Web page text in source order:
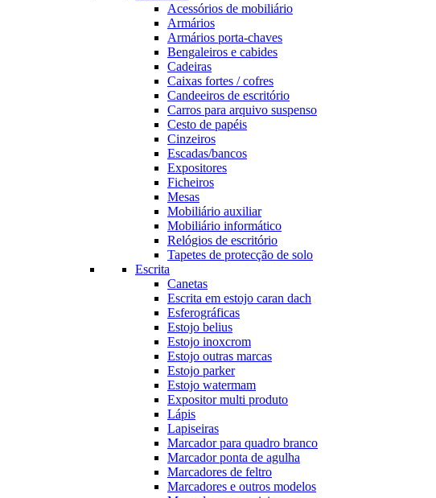
Acessórios de mobiliário
Armários
Armários porta-chaves
Bengaleiros e cabides
Cadeiras
Caixas fortes / cofres
Candeeiros de escritório
Carros para arquivo suspenso
Cesto de papéis
Cinzeiros
Escadas/bancos
Expositores
Ficheiros
Mesas
Mobiliário auxiliar
Mobiliário informático
Relógios de escritório
Tapetes de protecção de solo
Escrita
Canetas
Escrita em estojo caran dach
Esferográficas
Estojo belius
Estojo inoxcrom
Estojo outras marcas
Estojo parker
Estojo watermam
Expositor multi produto
Lápis
Lapiseiras
Marcador para quadro branco
Marcador ponta de agulha
Marcadores de feltro
Marcadores e outros modelos